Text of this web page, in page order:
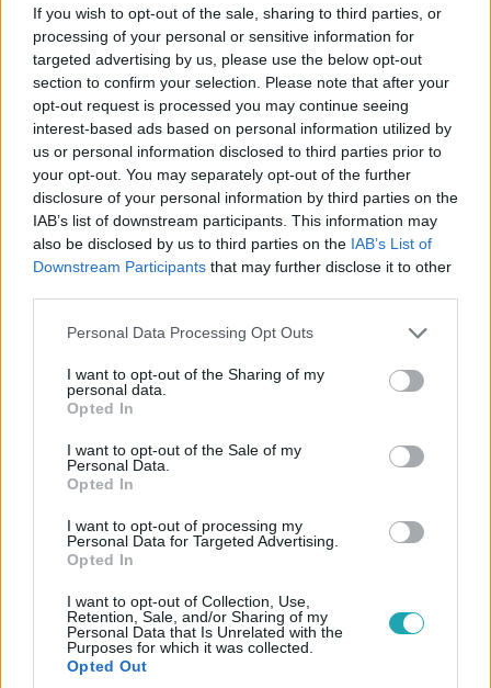
If you wish to opt-out of the sale, sharing to third parties, or
processing of your personal or sensitive information for
targeted advertising by us, please use the below opt-out
section to confirm your selection. Please note that after your
opt-out request is processed you may continue seeing
interest-based ads based on personal information utilized by
us or personal information disclosed to third parties prior to
your opt-out. You may separately opt-out of the further
disclosure of your personal information by third parties on the
IAB’s list of downstream participants. This information may
also be disclosed by us to third parties on the IAB’s List of
Downstream Participants that may further disclose it to other
Please note that this website/app uses one or more Google
not limited to your visit or usage behaviour. You may click to
grant or deny consent to Google and its third-party tags to
use your data for below specified purposes in below Google
consent section.
Personal Data Processing Opt Outs
I want to opt-out of the Sharing of my
personal data.
Opted In
I want to opt-out of the Sale of my
Personal Data.
Opted In
I want to opt-out of processing my
Personal Data for Targeted Advertising.
Opted In
I want to opt-out of Collection, Use,
Retention, Sale, and/or Sharing of my
Personal Data that Is Unrelated with the
Purposes for which it was collected.
Opted Out
segített megérteni, hogyan hatnak ránk lelkileg ezek a
drámai történések. Elsőként a Svájcot megrázó újévi
tragédiáráról esett szó, ahol egy elit síparadicsom
szórakozóhelyén pusztító tűz 40 ember életét követelte.
Bulvár
Van valami, ami folyamatos téma Lil Frakk és a
Lil Frakk személyes beszélgetése Kadarkai Endrével a
harag megéléséről és a belső béke megtalálásáról.